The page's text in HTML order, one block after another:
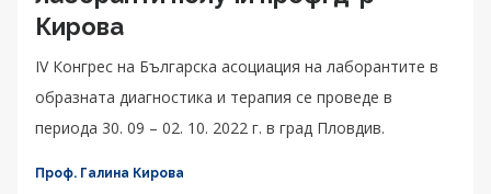
Кирова
IV Конгрес на Българска асоциация на лаборантите в
образната диагностика и терапия се проведе в
периода 30. 09 – 02. 10. 2022 г. в град Пловдив.
Проф. Галина Кирова